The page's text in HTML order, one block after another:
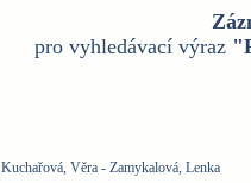
pro vyhledávací výraz
Kuchařová, Věra - Zamykalová, Lenka